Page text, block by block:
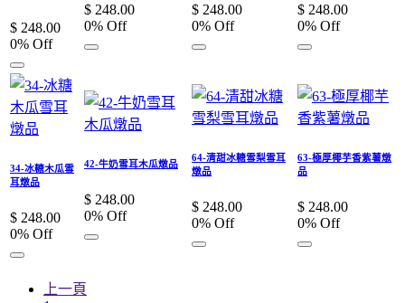
$ 248.00
0% Off
$ 248.00
0% Off
$ 248.00
0% Off
$ 248.00
0% Off
34-冰糖木瓜雪
耳燉品
$ 248.00
0% Off
42-牛奶雪耳木瓜燉品
$ 248.00
0% Off
64-清甜冰糖雪梨雪耳
燉品
$ 248.00
0% Off
63-極厚椰芋香紫薯燉
品
$ 248.00
0% Off
上一頁